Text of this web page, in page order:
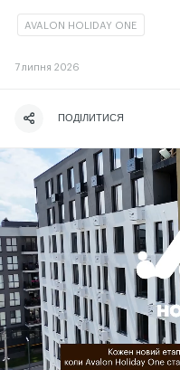
AVALON HOLIDAY ONE
7 липня 2026
ЧИТАТИ ІСТОРІЮ
ПОДІЛИТИСЯ